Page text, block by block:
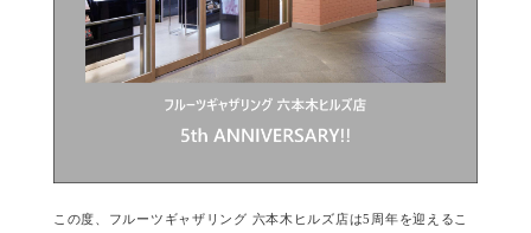
この度、フルーツギャザリング 六本木ヒルズ店は5周年を迎えるこ